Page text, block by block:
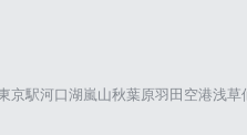
京駅河口湖嵐山秋葉原羽田空港浅草